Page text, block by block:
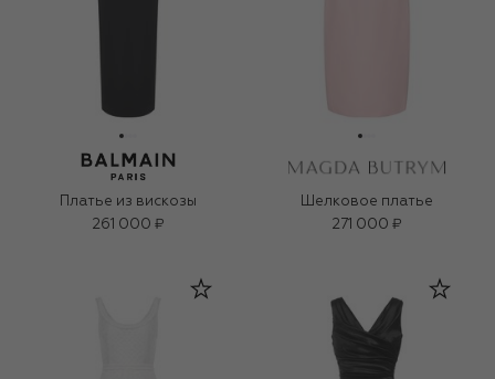
Платье из вискозы
261 000 ₽
Шелковое платье
271 000 ₽